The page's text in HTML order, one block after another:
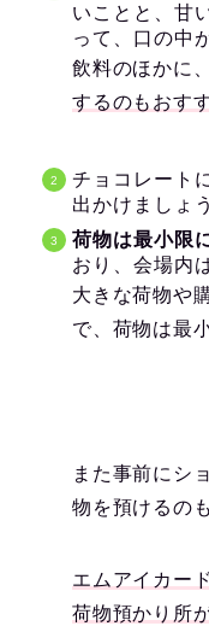
いことと、甘
って、口の中
飲料のほかに、
するのもおす
チョコレート
出かけましょ
荷物は最小限
おり、会場内
大きな荷物や
で、荷物は最
また事前にシ
物を預けるの
エムアイカー
荷物預かり所